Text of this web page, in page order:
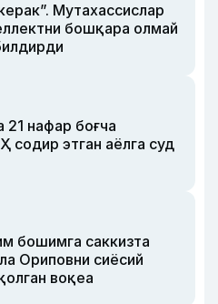
Мутахассислар
бошқара олмай
21 нафар боғча
содир этган аёлга суд
бошимга саккизта
Ориповни сиёсий
воқеа